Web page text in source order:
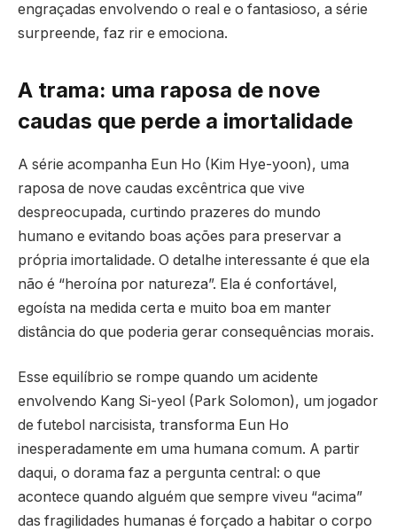
engraçadas envolvendo o real e o fantasioso, a série
surpreende, faz rir e emociona.
A trama: uma raposa de nove
caudas que perde a imortalidade
A série acompanha Eun Ho (Kim Hye-yoon), uma
raposa de nove caudas excêntrica que vive
despreocupada, curtindo prazeres do mundo
humano e evitando boas ações para preservar a
própria imortalidade. O detalhe interessante é que ela
não é “heroína por natureza”. Ela é confortável,
egoísta na medida certa e muito boa em manter
distância do que poderia gerar consequências morais.
Esse equilíbrio se rompe quando um acidente
envolvendo Kang Si-yeol (Park Solomon), um jogador
de futebol narcisista, transforma Eun Ho
inesperadamente em uma humana comum. A partir
daqui, o dorama faz a pergunta central: o que
acontece quando alguém que sempre viveu “acima”
das fragilidades humanas é forçado a habitar o corpo